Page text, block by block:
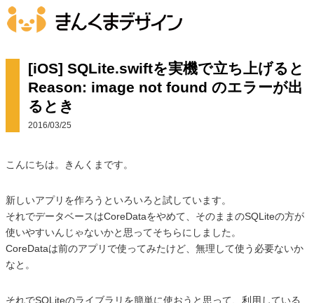
[iOS] SQLite.swiftを実機で立ち上げると
Reason: image not found のエラーが出
るとき
2016/03/25
こんにちは。きんくまです。
新しいアプリを作ろうといろいろと試しています。
それでデータベースはCoreDataをやめて、そのままのSQLiteの方が
使いやすいんじゃないかと思ってそちらにしました。
CoreDataは前のアプリで使ってみたけど、無理して使う必要ないか
なと。
それでSQLiteのライブラリを簡単に使おうと思って、利用している